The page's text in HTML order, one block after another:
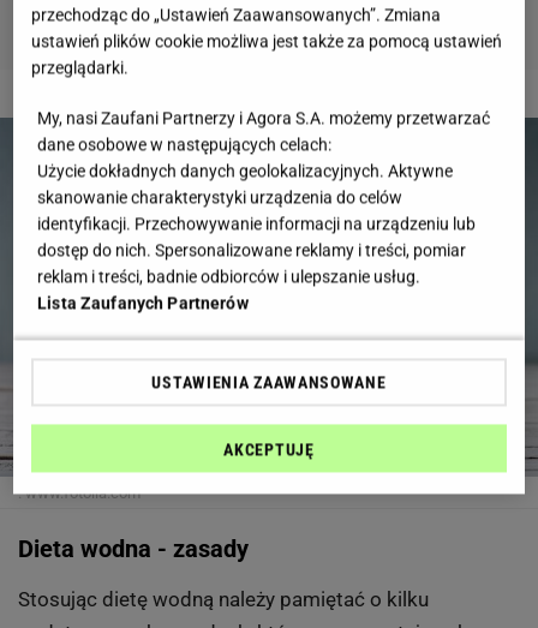
.www.fotolia.com
Dieta wodna - zasady
Stosując dietę wodną należy pamiętać o kilku
przechodząc do „Ustawień Zaawansowanych”. Zmiana
ustawień plików cookie możliwa jest także za pomocą ustawień
przeglądarki.
My, nasi Zaufani Partnerzy i Agora S.A. możemy przetwarzać
dane osobowe w następujących celach:
Użycie dokładnych danych geolokalizacyjnych. Aktywne
skanowanie charakterystyki urządzenia do celów
identyfikacji. Przechowywanie informacji na urządzeniu lub
dostęp do nich. Spersonalizowane reklamy i treści, pomiar
reklam i treści, badnie odbiorców i ulepszanie usług.
Lista Zaufanych Partnerów
USTAWIENIA ZAAWANSOWANE
AKCEPTUJĘ